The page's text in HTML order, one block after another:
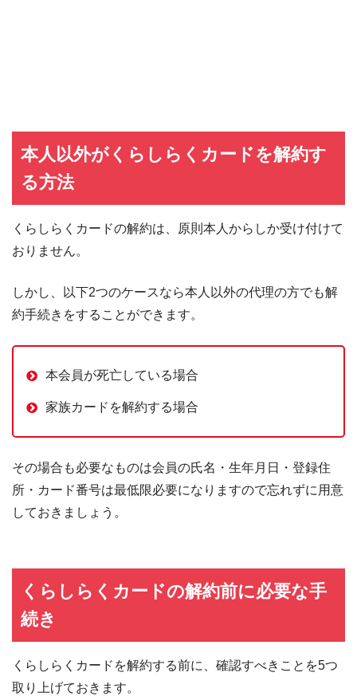
本人以外がくらしらくカードを解約す
る方法
くらしらくカードの解約は、原則本人からしか受け付けて
おりません。
しかし、以下2つのケースなら本人以外の代理の方でも解
約手続きをすることができます。
本会員が死亡している場合
家族カードを解約する場合
その場合も必要なものは会員の氏名・生年月日・登録住
所・カード番号は最低限必要になりますので忘れずに用意
しておきましょう。
くらしらくカードの解約前に必要な手
続き
くらしらくカードを解約する前に、確認すべきことを5つ
取り上げておきます。